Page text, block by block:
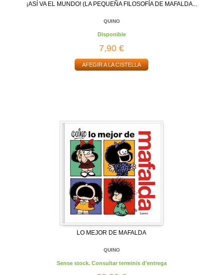
¡ASÍ VA EL MUNDO! (LA PEQUEÑA FILOSOFÍA DE MAFALDA...
QUINO
Disponible
7,90 €
AFEGIR A LA CISTELLA
LO MEJOR DE MAFALDA
QUINO
Sense stock. Consultar terminis d'entrega